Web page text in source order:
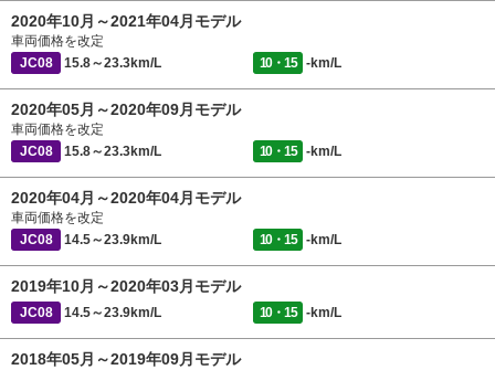
2020年10月～2021年04月モデル
車両価格を改定
JC08
15.8～23.3km/L 10・15 -km/L
2020年05月～2020年09月モデル
車両価格を改定
JC08
15.8～23.3km/L 10・15 -km/L
2020年04月～2020年04月モデル
車両価格を改定
JC08
14.5～23.9km/L 10・15 -km/L
2019年10月～2020年03月モデル
JC08 14.5～23.9km/L 10・15 -km/L
2018年05月～2019年09月モデル